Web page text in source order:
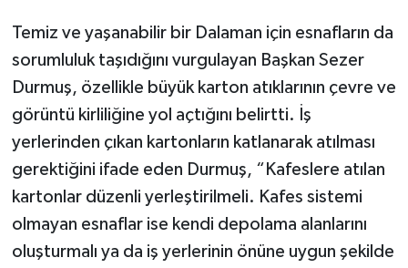
Temiz ve yaşanabilir bir Dalaman için esnafların da
sorumluluk taşıdığını vurgulayan Başkan Sezer
Durmuş, özellikle büyük karton atıklarının çevre ve
görüntü kirliliğine yol açtığını belirtti. İş
yerlerinden çıkan kartonların katlanarak atılması
gerektiğini ifade eden Durmuş, “Kafeslere atılan
kartonlar düzenli yerleştirilmeli. Kafes sistemi
olmayan esnaflar ise kendi depolama alanlarını
oluşturmalı ya da iş yerlerinin önüne uygun şekilde